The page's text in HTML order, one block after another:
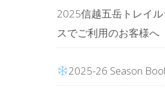
2025信越五岳トレイ
スでご利用のお客様へ
2025-26 Season